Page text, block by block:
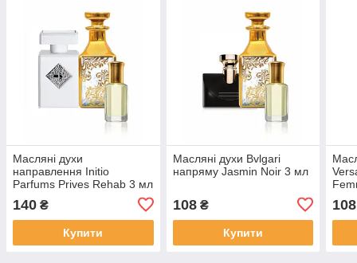
Масляні духи
направлення Initio
Parfums Prives Rehab 3 мл
140 ₴
Купити
Масляні духи Bvlgari
напряму Jasmin Noir 3 мл
108₴
Купити
108